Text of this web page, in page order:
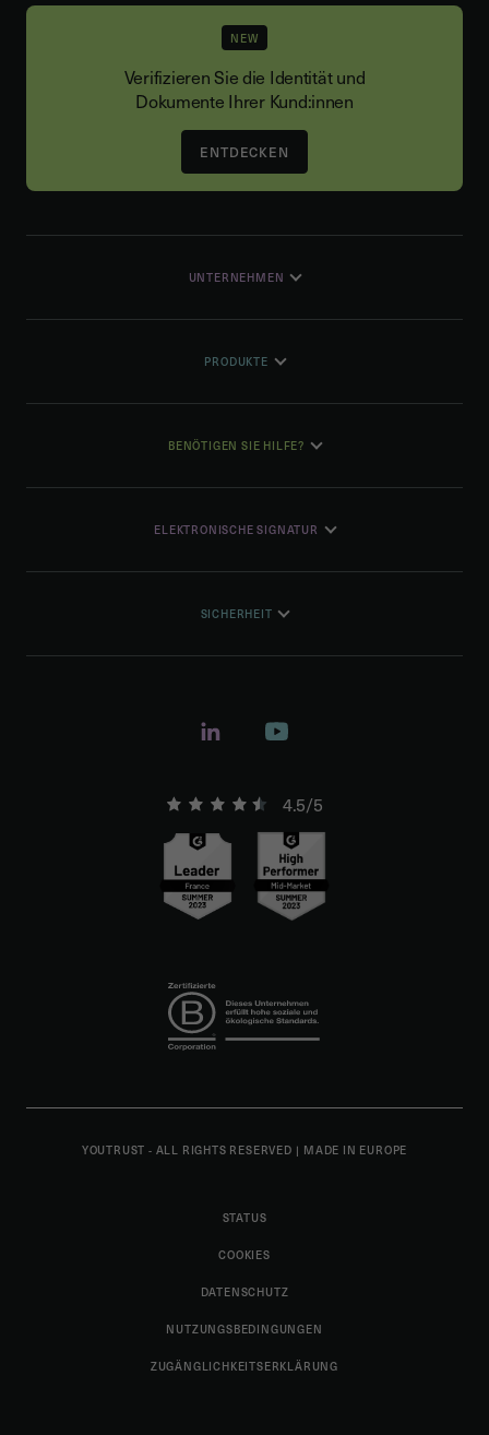
NEW
Verifizieren Sie die Identität und
Dokumente Ihrer Kund:innen
ENTDECKEN
UNTERNEHMEN
PRODUKTE
BENÖTIGEN SIE HILFE?
ELEKTRONISCHE SIGNATUR
SICHERHEIT
4.5/5
YOUTRUST - ALL RIGHTS RESERVED | MADE IN EUROPE
STATUS
COOKIES
DATENSCHUTZ
NUTZUNGSBEDINGUNGEN
ZUGÄNGLICHKEITSERKLÄRUNG